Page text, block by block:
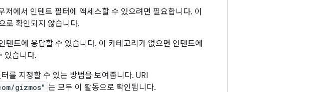
에서 인텐트 필터에 액세스할 수 있으려면 필요합니다. 이
로 확인되지 않습니다.
텐트에 응답할 수 있습니다. 이 카테고리가 없으면 인텐트에
있습니다.
를 지정할 수 있는 방법을 보여줍니다. URI
gizmos" 는 모두 이 활동으로 확인됩니다.